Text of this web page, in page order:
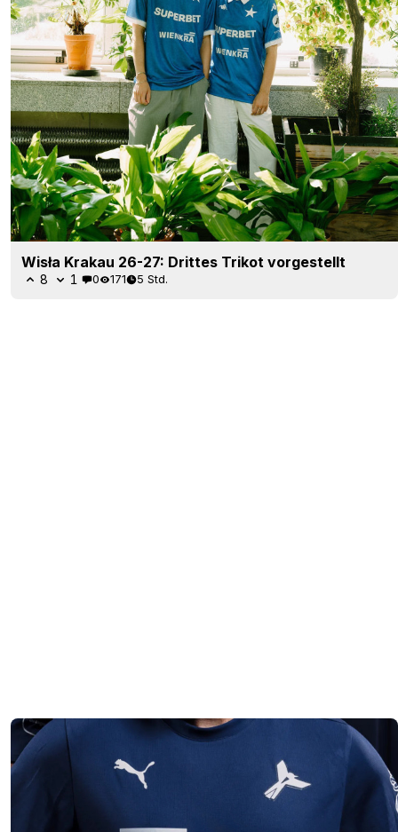
Wisła Krakau 26-27: Drittes Trikot vorgestellt
8 1 0 171 5 Std.